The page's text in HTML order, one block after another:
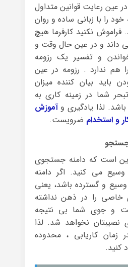
عین رعایت قوانین متداول
را با زبانی ساده و روان
فراموش نکنید کارفرما هیچ
داند و در عین حال وقت و
و تفسیر یک رزومه
هم ندارد . رزومه در عین
باید بیان کننده میزان
شما در زمینه کاری به
لذا یادگیری وآموزش
و استخدام ضرویست.
است که دامنه جستجوی
می کنید. اگر دامنه
و گسترده باشد، یعنی
را در ذهن نداشته
و جوی شما بی نتیجه
نصیبتان نخواهد شد. لذا
کاریابی ، محدوده
کنید.